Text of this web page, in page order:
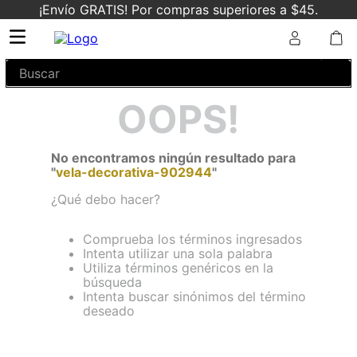
¡Envío GRATIS! Por compras superiores a $45.
Buscar
OOPS!
No encontramos ningún resultado para
"vela-decorativa-902944"
¿Qué debo hacer?
Comprueba los términos ingresados
Intenta utilizar una sola palabra
Utiliza términos genéricos en la
búsqueda
Intenta buscar sinónimos del término
deseado